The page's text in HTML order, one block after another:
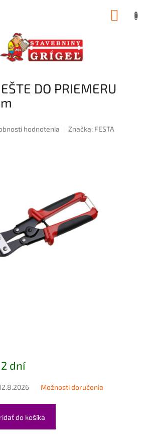
DO PRIEMERU
hodnotenia Značka: FESTA
dní
Možnosti doručenia
do košíka